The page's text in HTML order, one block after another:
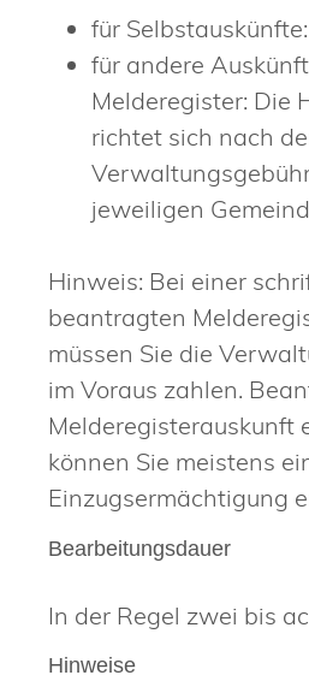
für
für andere
Melderegister: Die
richtet sich nach
jeweiligen
Hinweis: Bei einer
beantragten
müssen Sie die
im Voraus zahlen.
Melderegisterauskunft
können Sie meistens
Einzugsermächtigung
Bearbeitungsdauer
In der Regel zwei bis
Hinweise